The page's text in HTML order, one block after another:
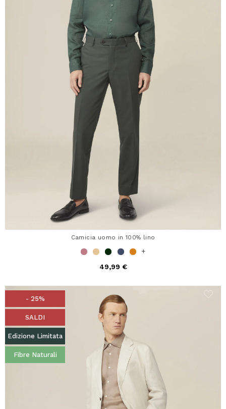
Camicia uomo in 100% lino
+
49,99 €
- 25%
SALDI
Edizione Limitata
Fibre Naturali